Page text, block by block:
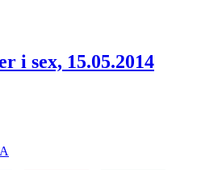
i sex, 15.05.2014